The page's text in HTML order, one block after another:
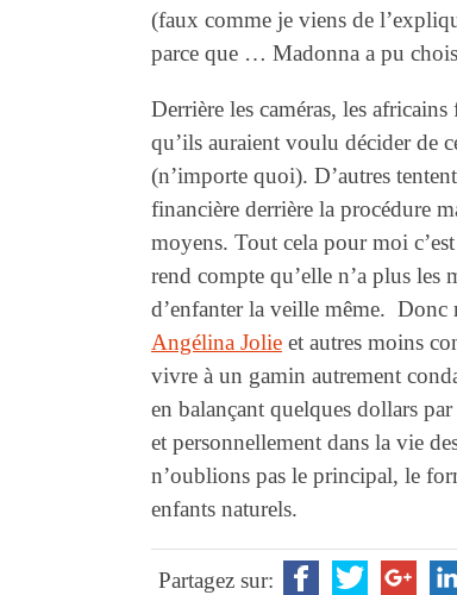
(faux comme je viens de
parce que … Madonna a pu
Derrière les caméras, les
qu’ils auraient voulu décider de
(n’importe quoi). D’autres
financière derrière la procédure
moyens. Tout cela pour moi
rend compte qu’elle n’a plus
d’enfanter la veille même.
Angélina Jolie et autres moins
vivre à un gamin autrement
en balançant quelques dollars
et personnellement dans la vie
n’oublions pas le principal, le
enfants naturels.
Partagez sur: